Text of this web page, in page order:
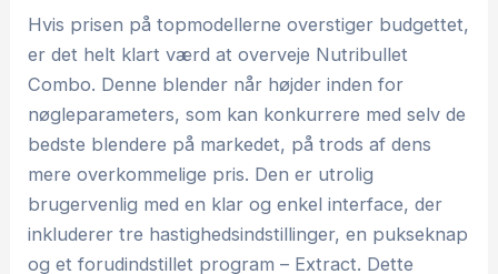
Hvis prisen på topmodellerne overstiger budgettet,
er det helt klart værd at overveje Nutribullet
Combo. Denne blender når højder inden for
nøgleparameters, som kan konkurrere med selv de
bedste blendere på markedet, på trods af dens
mere overkommelige pris. Den er utrolig
brugervenlig med en klar og enkel interface, der
inkluderer tre hastighedsindstillinger, en pukseknap
og et forudindstillet program – Extract. Dette